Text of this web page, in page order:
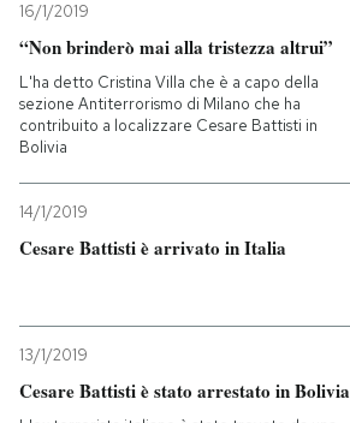
16/1/2019
“Non brinderò mai alla tristezza altrui”
L'ha detto Cristina Villa che è a capo della
sezione Antiterrorismo di Milano che ha
contribuito a localizzare Cesare Battisti in
Bolivia
14/1/2019
Cesare Battisti è arrivato in Italia
13/1/2019
Cesare Battisti è stato arrestato in Bolivia